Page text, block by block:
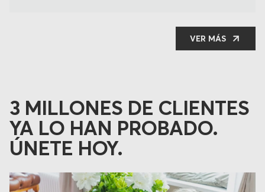
VER MÁS
3 MILLONES DE CLIENTES
YA LO HAN PROBADO.
ÚNETE HOY.